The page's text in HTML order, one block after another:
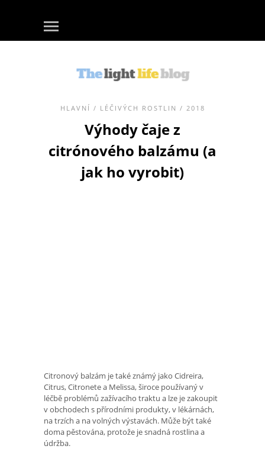
HLAVNÍ / LÉČIVÝCH ROSTLIN / 2018
Výhody čaje z
citrónového balzámu (a
jak ho vyrobit)
Citronový balzám je také známý jako Cidreira,
Citrus, Citronete a Melissa, široce používaný v
léčbě problémů zažívacího traktu a lze je zakoupit
v obchodech s přírodními produkty, v lékárnách,
na trzích a na volných výstavách. Může být také
doma pěstována, protože je snadná rostlina a
údržba.